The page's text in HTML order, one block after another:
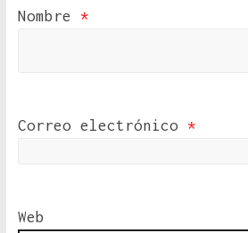
Nombre *
Correo electrónico *
Web